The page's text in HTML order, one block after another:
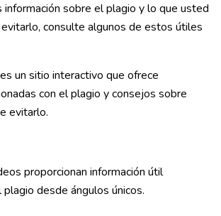
información sobre el plagio y lo que usted
consulte algunos de estos útiles
un sitio interactivo que ofrece
con el plagio y consejos sobre
evitarlo.
proporcionan información útil
plagio desde ángulos únicos.